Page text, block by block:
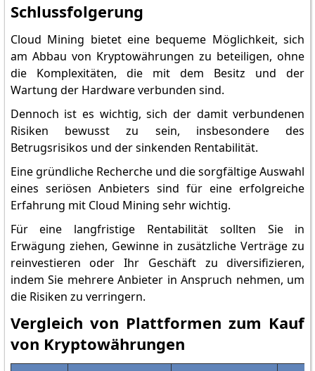
Schlussfolgerung
Cloud Mining bietet eine bequeme Möglichkeit, sich
am Abbau von Kryptowährungen zu beteiligen, ohne
die Komplexitäten, die mit dem Besitz und der
Wartung der Hardware verbunden sind.
Dennoch ist es wichtig, sich der damit verbundenen
Risiken bewusst zu sein, insbesondere des
Betrugsrisikos und der sinkenden Rentabilität.
Eine gründliche Recherche und die sorgfältige Auswahl
eines seriösen Anbieters sind für eine erfolgreiche
Erfahrung mit Cloud Mining sehr wichtig.
Für eine langfristige Rentabilität sollten Sie in
Erwägung ziehen, Gewinne in zusätzliche Verträge zu
reinvestieren oder Ihr Geschäft zu diversifizieren,
indem Sie mehrere Anbieter in Anspruch nehmen, um
die Risiken zu verringern.
Vergleich von Plattformen zum Kauf
von Kryptowährungen